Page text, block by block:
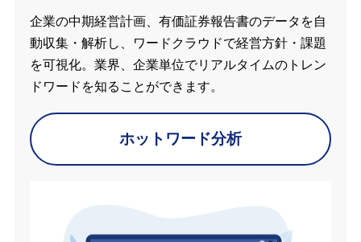
企業の中期経営計画、有価証券報告書のデータを自
動収集・解析し、ワードクラウドで経営方針・課題
を可視化。業界、企業単位でリアルタイムのトレン
ドワードを知ることができます。
ホットワード分析